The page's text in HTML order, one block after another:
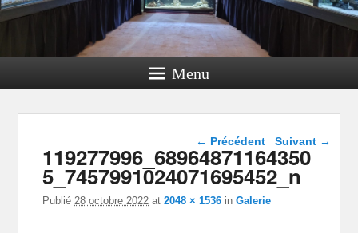
Menu
Navigation dans les
images
← Précédent Suivant →
119277996_68964871164350
5_7457991024071695452_n
Publié 28 octobre 2022 at2048 × 1536 inGalerie